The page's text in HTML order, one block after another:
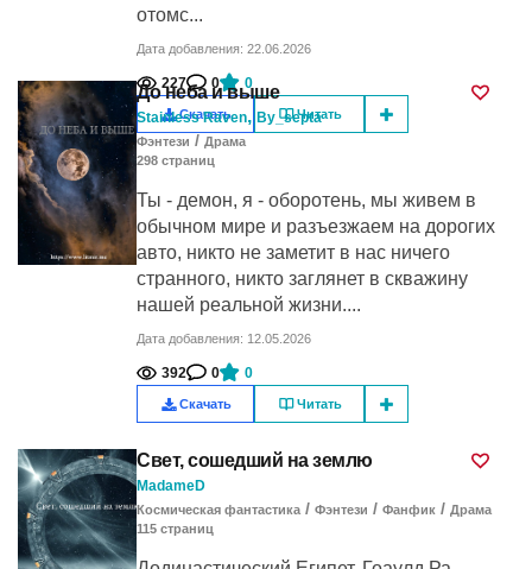
отомс...
Дата добавления: 22.06.2026
227 0 0
Скачать Читать
До неба и выше
Stainless Raven, By_septa
Фэнтези / Драма
298 cтраниц
Ты - демон, я - оборотень, мы живем в
обычном мире и разъезжаем на дорогих
авто, никто не заметит в нас ничего
странного, никто заглянет в скважину
нашей реальной жизни....
Дата добавления: 12.05.2026
392 0 0
Скачать Читать
Свет, сошедший на землю
MadameD
Космическая фантастика / Фэнтези / Фанфик / Драма
115 cтраниц